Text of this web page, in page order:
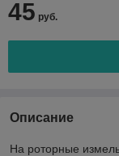
45 руб.
Описание
На роторные